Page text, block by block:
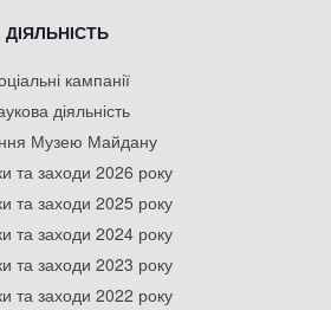
ДІЯЛЬНІСТЬ
кампанії
діяльність
Музею Майдану
та заходи 2026 року
та заходи 2025 року
та заходи 2024 року
та заходи 2023 року
та заходи 2022 року